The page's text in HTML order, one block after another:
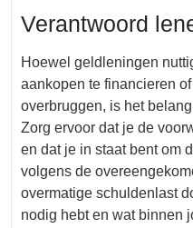
Verantwoord
Hoewel geldleningen
aankopen te financieren
overbruggen, is het
Zorg ervoor dat je de
en dat je in staat bent om
volgens de
overmatige schuldenlast
nodig hebt en wat binnen